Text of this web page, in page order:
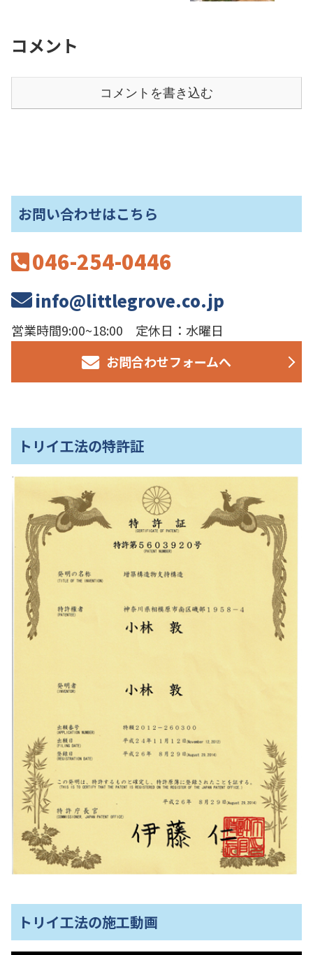
コメント
コメントを書き込む
お問い合わせはこちら
046-254-0446
info@littlegrove.co.jp
営業時間9:00~18:00 定休日：水曜日
お問合わせフォームへ
トリイ工法の特許証
トリイ工法の施工動画